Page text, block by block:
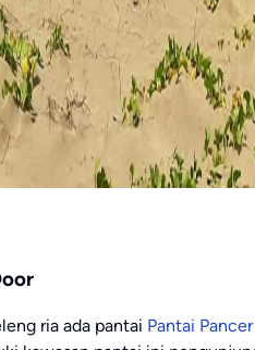
ria ada pantai Pantai Pancer